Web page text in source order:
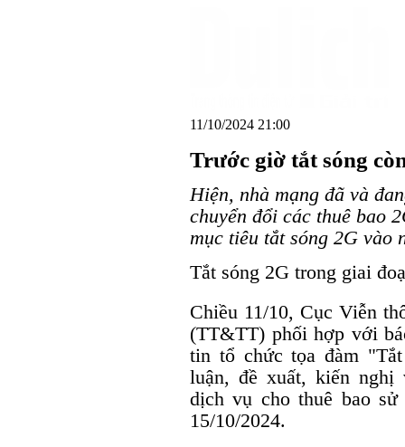
11/10/2024 21:00
Trước giờ tắt sóng
Hiện, nhà mạng đã và
chuyển đổi các thuê bao
mục tiêu tắt sóng 2G vào
Tắt sóng 2G trong giai
Chiều 11/10, Cục Viễn
(TT&TT) phối hợp với
tin tổ chức tọa đàm
luận, đề xuất, kiến nghị
dịch vụ cho thuê bao
15/10/2024.